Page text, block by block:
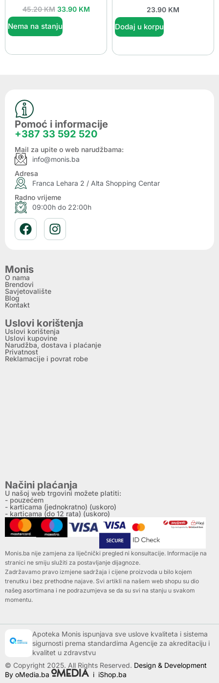
45.20KM 33.90 KM
Nema na stanju
23.90 KM
Dodaj u korpu
Pomoć i informacije
+387 33 592 520
Mail za upite o web narudžbama:
info@monis.ba
Adresa
Franca Lehara 2 / Alta Shopping Centar
Radno vrijeme
09:00h do 22:00h
Monis
O nama
Brendovi
Savjetovalište
Blog
Kontakt
Uslovi korištenja
Uslovi korištenja
Uslovi kupovine
Narudžba, dostava i plaćanje
Privatnost
Reklamacije i povrat robe
Načini plaćanja
U našoj web trgovini možete platiti:
- pouzećem
- karticama (jednokratno) (uskoro)
- karticama (do 12 rata) (uskoro)
Monis.ba nije zamjena za liječnički pregled ni konsultacije. Informacije na
stranici ne smiju služiti za postavljanje dijagnoze.
Zadržavamo pravo izmjene sadržaja i cijene proizvoda u bilo kojem
trenutku i bez prethodne najave. Svi artikli na našem web shopu su dio
našeg asortimana i ne podrazumjeva se da su svi na stanju u svakom
momentu.
Apoteka Monis ispunjava sve uslove kvaliteta i sistema
sigurnosti prema standardima Agencije za akreditaciju i
kvalitet u zdravstvu
© Copyright 2025. All Rights Reserved. Design & Development
By oMedia.ba
i iShop.ba